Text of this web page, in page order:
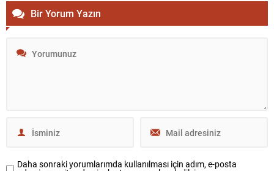
Bir Yorum Yazın
Daha sonraki yorumlarımda kullanılması için adım, e-posta